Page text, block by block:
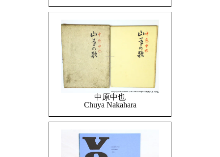
中原中也
Chuya Nakahara